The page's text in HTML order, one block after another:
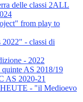
delle classi 2ALL
from play to
- classi di
- 2022
quinte AS 2018/19
AS 2020-21
- "il Medioevo